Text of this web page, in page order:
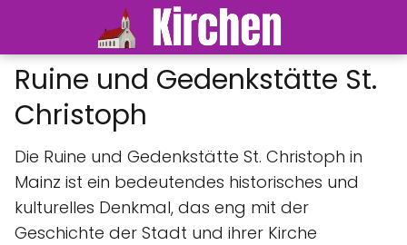
Ruine und Gedenkstätte St.
Christoph
Die Ruine und Gedenkstätte St. Christoph in
Mainz ist ein bedeutendes historisches und
kulturelles Denkmal, das eng mit der
Geschichte der Stadt und ihrer Kirche